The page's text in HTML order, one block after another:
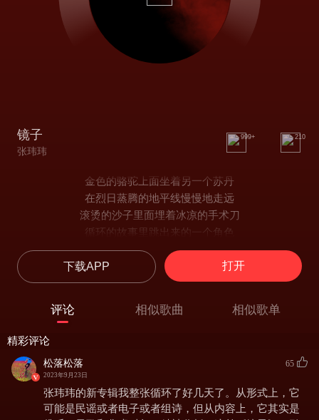
镜子
张玮玮
999+ 210
金色的骆驼上面坐着另一个苏丹
在烈日蒸腾的地平线慢慢地走远
滚烫的沙子里面埋着冰凉的手术刀
循环的故事里跳出来的一个角色
沙木黎，我们从梦中醒过来
沙木黎，又掉进另一个梦里
沙木黎，我们从梦中醒过来
隔壁房间传来爱情的声音
从一种相互作用跃迁到另一种相互作用
沙木黎，我们从梦中醒过来
沙木黎，又掉进另一个梦里
下载APP 打开
评论 相似歌曲 相似歌单
精彩评论
松落松落
2023年9月23日
65
张玮玮的新专辑我整张循环了好几天了。从形式上，它
可能是民谣或者电子或者组诗，但从内容上，它其实是